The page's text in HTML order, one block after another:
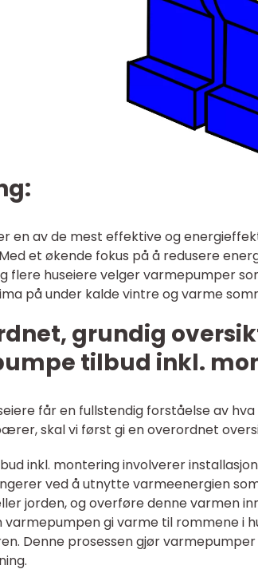
en av de mest effektive og
et økende fokus på å redusere
flere huseiere velger varmepumper
på under kalde vintre og varme
grundig
tilbud inkl.
får en fullstendig forståelse av
skal vi først gi en overordnet
inkl. montering involverer
ved å utnytte varmeenergien
jorden, og overføre denne varmen
varmepumpen gi varme til rommene i
Denne prosessen gjør